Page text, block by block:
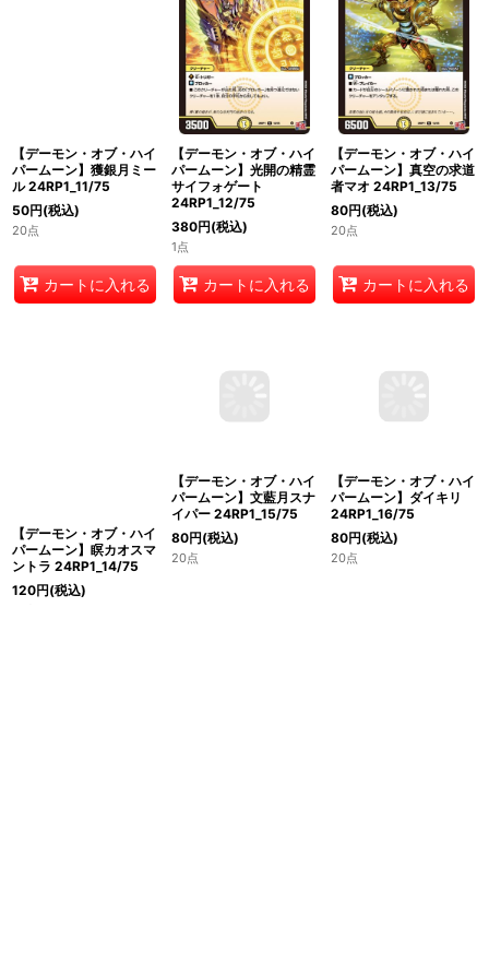
【デーモン・オブ・ハイ
パームーン】獲銀月ミー
ル 24RP1_11/75
50円(税込)
20点
カートに入れる
【デーモン・オブ・ハイ
パームーン】光開の精霊
サイフォゲート
24RP1_12/75
380円(税込)
1点
カートに入れる
【デーモン・オブ・ハイ
パームーン】真空の求道
者マオ 24RP1_13/75
80円(税込)
20点
カートに入れる
【デーモン・オブ・ハイ
パームーン】瞑カオスマ
ントラ 24RP1_14/75
120円(税込)
【デーモン・オブ・ハイ
パームーン】文藍月スナ
イパー 24RP1_15/75
【デーモン・オブ・ハイ
パームーン】ダイキリ
24RP1_16/75